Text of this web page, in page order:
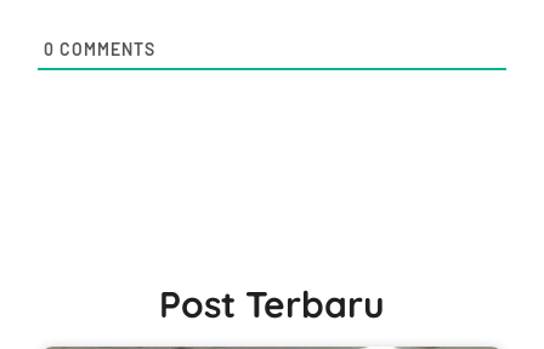
0 COMMENTS
Post Terbaru